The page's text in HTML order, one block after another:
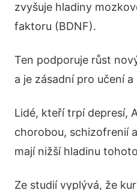
zvyšuje hladiny
faktoru (BDNF).
Ten podporuje růst
a je zásadní pro učení a
Lidé, kteří trpí depresí,
chorobou, schizofrenií
mají nižší hladinu
Ze studií vyplývá, že